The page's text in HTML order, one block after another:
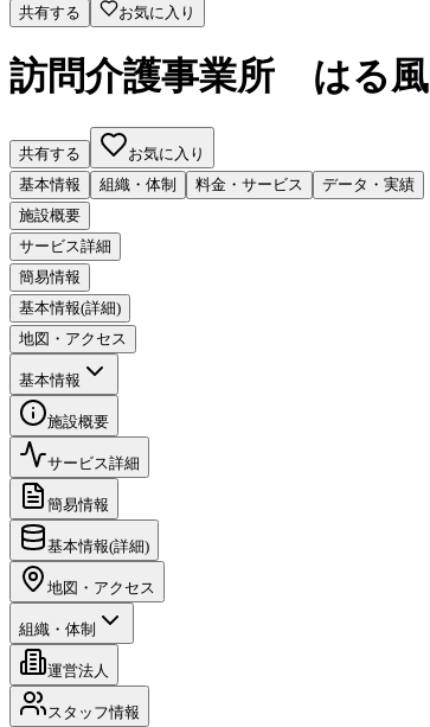
共有する お気に入り
訪問介護事業所 はる風
共有する
お気に入り
基本情報
組織・体制 料金・サービス
データ・実績
施設概要
サービス詳細
簡易情報
基本情報(詳細)
地図・アクセス
基本情報
施設概要
サービス詳細
簡易情報
基本情報(詳細)
地図・アクセス
組織・体制
運営法人
スタッフ情報